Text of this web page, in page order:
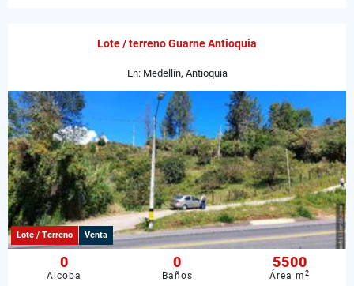
Lote / terreno Guarne Antioquia
En: Medellín, Antioquia
Lote / Terreno Venta
0
Alcoba
0
Baños
5500
Área m2